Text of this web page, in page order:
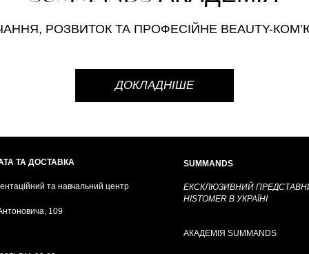
РОЗВИТОК ТА ПРОФЕСІЙНЕ BEAUTY-
ДОКЛАДНІШЕ
ТА ДОСТАВКА
та навчальний центр
109
SUMMANDS
ЕКСКЛЮЗИВНИЙ
HISTOMER В УКРАЇНІ
АКАДЕМІЯ SUMMANDS